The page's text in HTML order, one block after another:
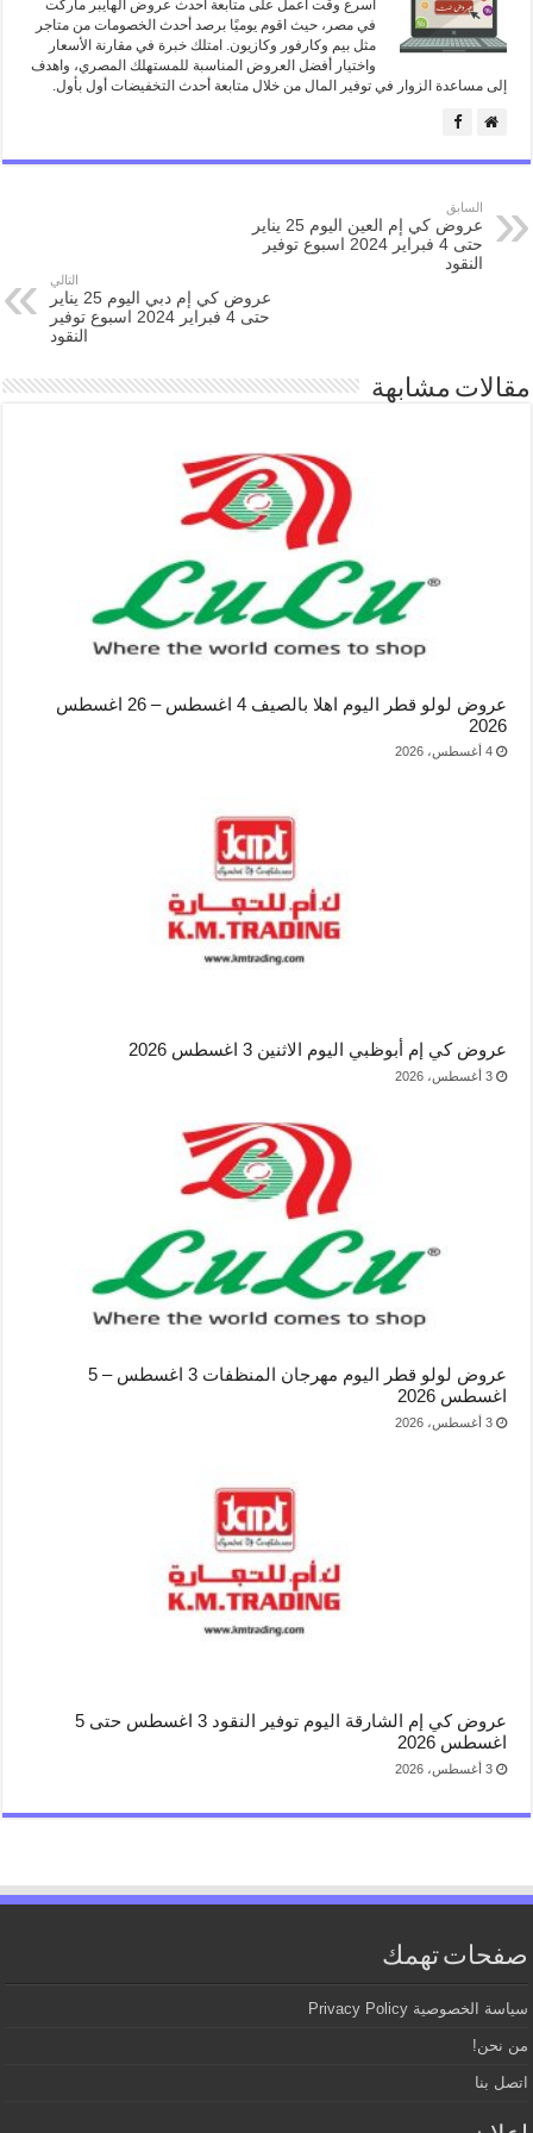
اسرع وقت اعمل على متابعة أحدث عروض الهايبر ماركت
في مصر، حيث اقوم يوميًا برصد أحدث الخصومات من متاجر
مثل بيم وكارفور وكازيون. امتلك خبرة في مقارنة الأسعار
واختيار أفضل العروض المناسبة للمستهلك المصري، واهدف
إلى مساعدة الزوار في توفير المال من خلال متابعة أحدث التخفيضات أول بأول.
السابق
عروض كي إم العين اليوم 25 يناير
حتى 4 فبراير 2024 اسبوع توفير
النقود
التالي
عروض كي إم دبي اليوم 25 يناير
حتى 4 فبراير 2024 اسبوع توفير
النقود
مقالات مشابهة
عروض لولو قطر اليوم اهلا بالصيف 4 اغسطس – 26 اغسطس
2026
4 أغسطس، 2026
عروض كي إم أبوظبي اليوم الاثنين 3 اغسطس 2026
3 أغسطس، 2026
عروض لولو قطر اليوم مهرجان المنظفات 3 اغسطس – 5
اغسطس 2026
3 أغسطس، 2026
عروض كي إم الشارقة اليوم توفير النقود 3 اغسطس حتى 5
اغسطس 2026
3 أغسطس، 2026
صفحات تهمك
سياسة الخصوصية Privacy Policy
من نحن!
اتصل بنا